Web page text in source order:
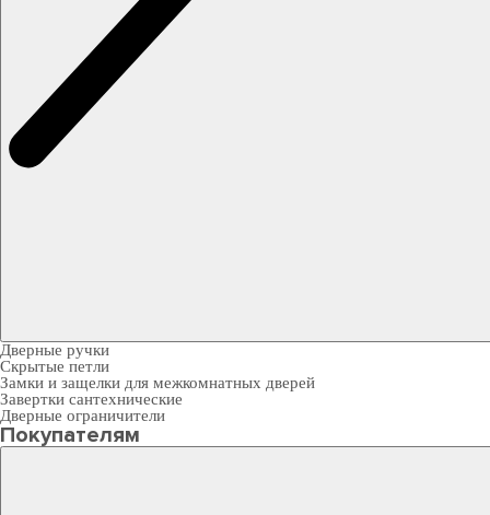
Дверные ручки
Скрытые петли
Замки и защелки для межкомнатных дверей
Завертки сантехнические
Дверные ограничители
Покупателям